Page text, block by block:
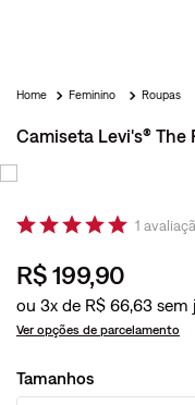
Feminino Roupas
Camiseta Levi's®
1
R$199,90
ou 3x de R$ 66,63
Ver opções de parcelamento
Tamanhos